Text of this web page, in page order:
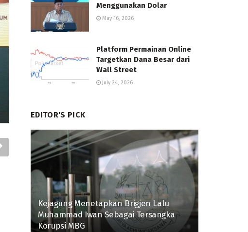
Menggunakan Dolar
May 16, 2026
Platform Permainan Online
Targetkan Dana Besar dari
Wall Street
July 24, 2026
EDITOR'S PICK
Kejagung Menetapkan Brigjen Lalu
Muhammad Iwan Sebagai Tersangka
Korupsi MBG